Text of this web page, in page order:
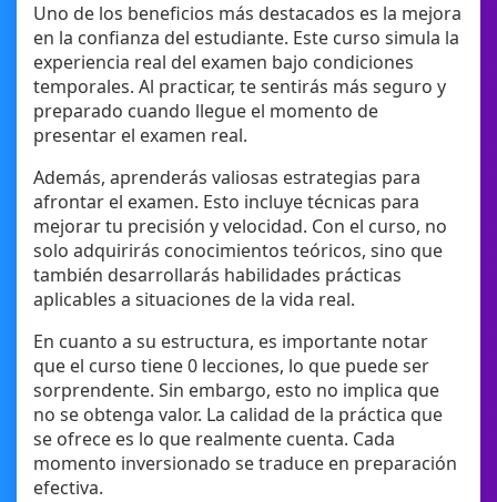
Uno de los beneficios más destacados es la mejora
en la confianza del estudiante. Este curso simula la
experiencia real del examen bajo condiciones
temporales. Al practicar, te sentirás más seguro y
preparado cuando llegue el momento de
presentar el examen real.
Además, aprenderás valiosas estrategias para
afrontar el examen. Esto incluye técnicas para
mejorar tu precisión y velocidad. Con el curso, no
solo adquirirás conocimientos teóricos, sino que
también desarrollarás habilidades prácticas
aplicables a situaciones de la vida real.
En cuanto a su estructura, es importante notar
que el curso tiene 0 lecciones, lo que puede ser
sorprendente. Sin embargo, esto no implica que
no se obtenga valor. La calidad de la práctica que
se ofrece es lo que realmente cuenta. Cada
momento inversionado se traduce en preparación
efectiva.